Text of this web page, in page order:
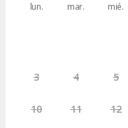
lun. mar. mié.
3 4 5
10 11 12